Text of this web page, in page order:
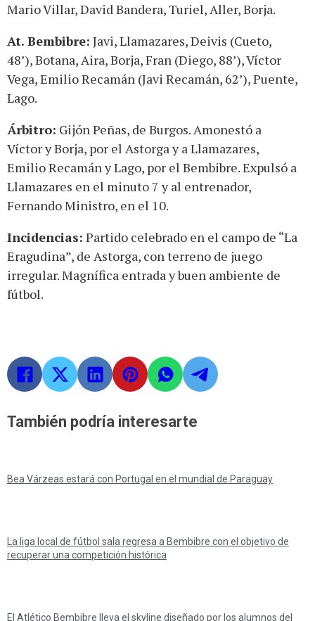
Mario Villar, David Bandera, Turiel, Aller, Borja.
At. Bembibre: Javi, Llamazares, Deivis (Cueto,
48’), Botana, Aira, Borja, Fran (Diego, 88’), Víctor
Vega, Emilio Recamán (Javi Recamán, 62’), Puente,
Lago.
Árbitro: Gijón Peñas, de Burgos. Amonestó a
Víctor y Borja, por el Astorga y a Llamazares,
Emilio Recamán y Lago, por el Bembibre. Expulsó a
Llamazares en el minuto 7 y al entrenador,
Fernando Ministro, en el 10.
Incidencias: Partido celebrado en el campo de “La
Eragudina”, de Astorga, con terreno de juego
irregular. Magnífica entrada y buen ambiente de
fútbol.
También podría interesarte
Bea Várzeas estará con Portugal en el mundial de Paraguay
La liga local de fútbol sala regresa a Bembibre con el objetivo de
recuperar una competición histórica
El Atlético Bembibre lleva el skyline diseñado por los alumnos del